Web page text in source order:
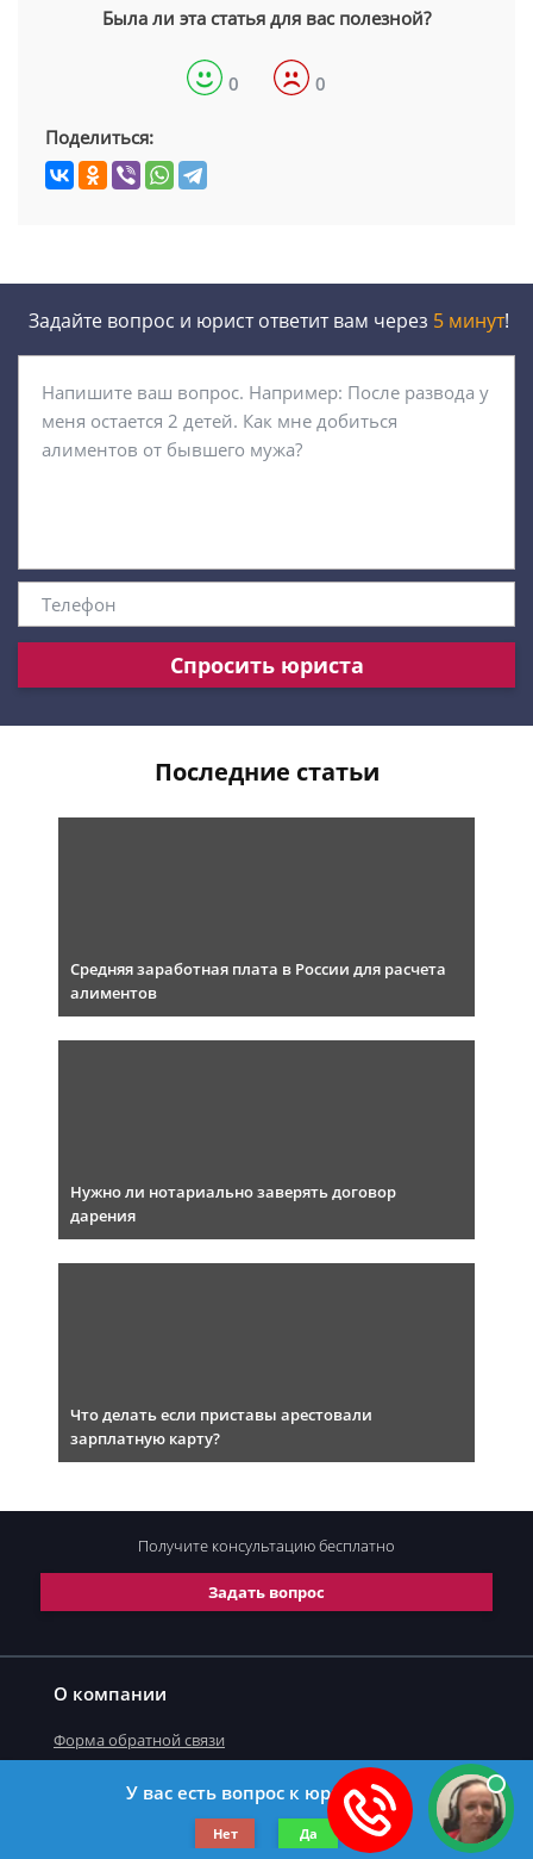
Была ли эта статья для вас полезной?
0 0
Поделиться:
Задайте вопрос и юрист ответит вам через 5 минут!
Спросить юриста
Последние статьи
Средняя заработная плата в России для расчета
алиментов
Нужно ли нотариально заверять договор
дарения
Что делать если приставы арестовали
зарплатную карту?
О компании
Форма обратной связи
©2019-2026 Все права защищены.
Задать вопрос
Получите консультациюбесплатно
У вас есть вопрос к юристу?
Нет Да